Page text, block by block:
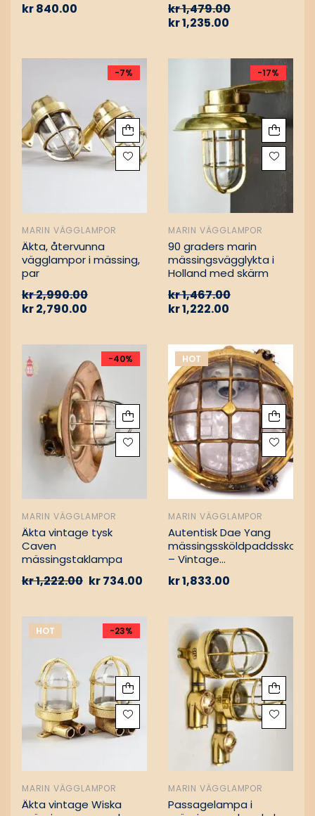
kr840.00 kr1,479.00
kr1,235.00
-7%
MARIN VÄGGLAMPOR
Äkta, återvunna
vägglampor i mässing,
par
kr2,990.00
kr2,790.00
-17%
MARIN VÄGGLAMPOR
90 graders marin
mässingsvägglykta i
Holland med skärm
kr1,467.00
kr1,222.00
-40%
MARIN VÄGGLAMPOR
Äkta vintage tysk
Caven
mässingstaklampa
kr1,222.00 kr734.00
HOT
MARIN VÄGGLAMPOR
Autentisk Dae Yang
– Vintage
kr1,833.00
HOT -23%
MARIN VÄGGLAMPOR
Äkta vintage Wiska
MARIN VÄGGLAMPOR
Passagelampa i